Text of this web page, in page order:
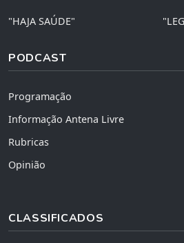
"HAJA SAÚDE"
PODCAST
Programação
Informação Antena Livre
Rubricas
Opinião
CLASSIFICADOS